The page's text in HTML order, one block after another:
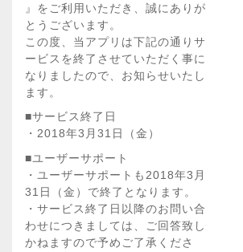
』をご利用いただき、誠にありが
とうございます。
この度、当アプリは下記の通りサ
ービスを終了させていただく事に
なりましたので、お知らせいたし
ます。
■サービス終了日
・2018年3月31日（金）
■ユーザーサポート
・ユーザーサポートも2018年3月
31日（金）で終了となります。
・サービス終了日以降のお問い合
わせにつきましては、ご回答致し
かねますので予めご了承くださ